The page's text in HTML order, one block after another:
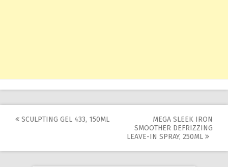
Post
SCULPTING GEL 433, 150ML
MEGA SLEEK IRON
SMOOTHER DEFRIZZING
LEAVE-IN SPRAY, 250ML